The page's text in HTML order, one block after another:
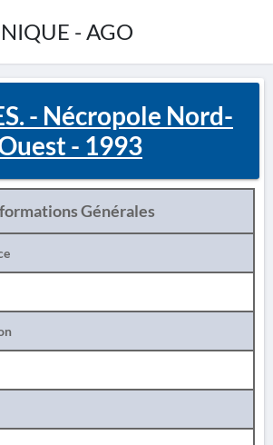
- AGO
- Nécropole Nord-
- 1993
Générales